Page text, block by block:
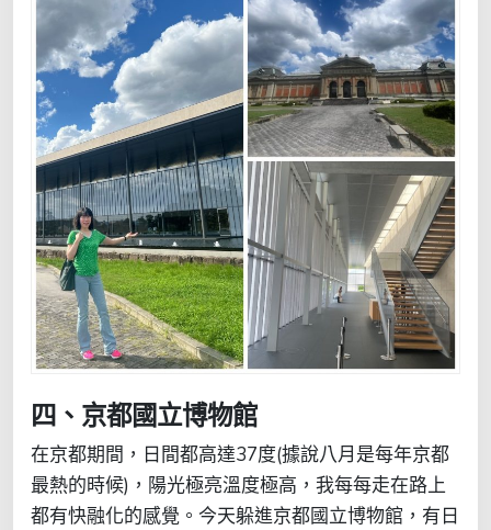
四、京都國立博物館
在京都期間，日間都高達37度(據說八月是每年京都
最熱的時候)，陽光極亮溫度極高，我每每走在路上
都有快融化的感覺。今天躲進京都國立博物館，有日